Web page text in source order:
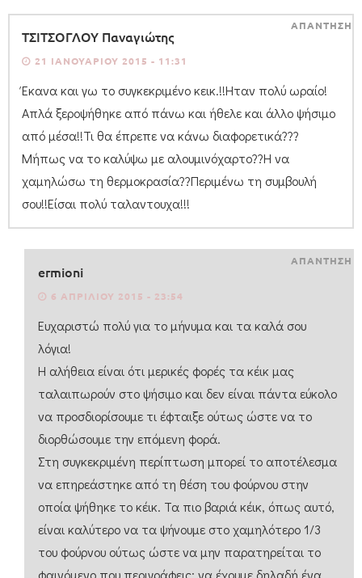
ΤΣΙΤΣΟΓΛΟΥ Παναγιώτης
21 ΙΑΝΟΥΑΡΊΟΥ 2015 - 11:31
Έκανα και γω το συγκεκριμένο κεικ.!!Ηταν πολύ ωραίο!
Απλά ξεροψήθηκε από πάνω και ήθελε και άλλο ψήσιμο
από μέσα!!Τι θα έπρεπε να κάνω διαφορετικά???
Μήπως να το καλύψω με αλουμινόχαρτο??Η να
χαμηλώσω τη θερμοκρασία??Περιμένω τη συμβουλή
σου!!Είσαι πολύ ταλαντουχα!!!
ΑΠΑΝΤΗΣΗ
ermioni
6 ΑΠΡΙΛΊΟΥ 2015 - 23:54
Ευχαριστώ πολύ για το μήνυμα και τα καλά σου
λόγια!
Η αλήθεια είναι ότι μερικές φορές τα κέικ μας
ταλαιπωρούν στο ψήσιμο και δεν είναι πάντα εύκολο
να προσδιορίσουμε τι έφταιξε ούτως ώστε να το
διορθώσουμε την επόμενη φορά.
Στη συγκεκριμένη περίπτωση μπορεί το αποτέλεσμα
να επηρεάστηκε από τη θέση του φούρνου στην
οποία ψήθηκε το κέικ. Τα πιο βαριά κέικ, όπως αυτό,
είναι καλύτερο να τα ψήνουμε στο χαμηλότερο 1/3
του φούρνου ούτως ώστε να μην παρατηρείται το
φαινόμενο που περιγράφεις: να έχουμε δηλαδή ένα
ΑΠΑΝΤΗΣΗ